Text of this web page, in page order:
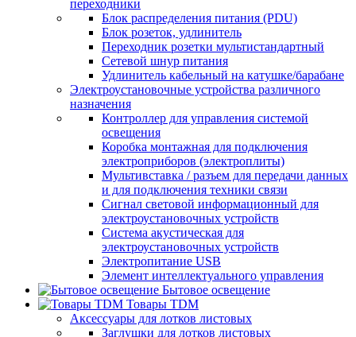
переходники
Блок распределения питания (PDU)
Блок розеток, удлинитель
Переходник розетки мультистандартный
Сетевой шнур питания
Удлинитель кабельный на катушке/барабане
Электроустановочные устройства различного
назначения
Контроллер для управления системой
освещения
Коробка монтажная для подключения
электроприборов (электроплиты)
Мультивставка / разъем для передачи данных
и для подключения техники связи
Сигнал световой информационный для
электроустановочных устройств
Система акустическая для
электроустановочных устройств
Электропитание USB
Элемент интеллектуального управления
Бытовое освещение
Товары TDM
Аксессуары для лотков листовых
Заглушки для лотков листовых